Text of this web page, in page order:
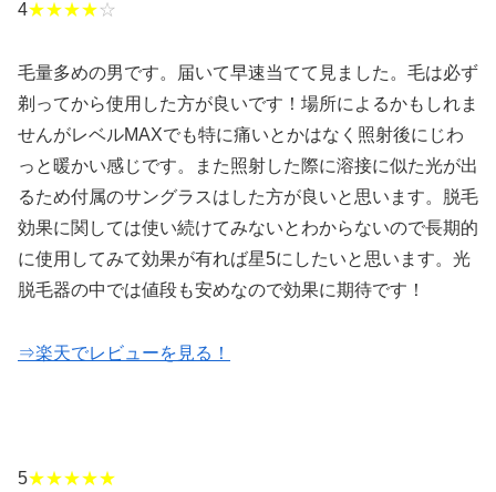
4★★★★☆
毛量多めの男です。届いて早速当てて見ました。毛は必ず
剃ってから使用した方が良いです！場所によるかもしれま
せんがレベルMAXでも特に痛いとかはなく照射後にじわ
っと暖かい感じです。また照射した際に溶接に似た光が出
るため付属のサングラスはした方が良いと思います。脱毛
効果に関しては使い続けてみないとわからないので長期的
に使用してみて効果が有れば星5にしたいと思います。光
脱毛器の中では値段も安めなので効果に期待です！
⇒楽天でレビューを見る！
5★★★★★